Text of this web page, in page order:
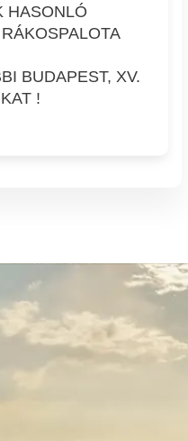
HASONLÓ
BUDAPEST, XV.
!